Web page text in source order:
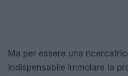
Ma per essere una
indispensabile immolare la